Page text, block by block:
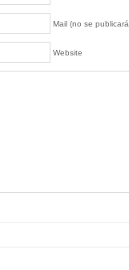
Mail (no se
Website